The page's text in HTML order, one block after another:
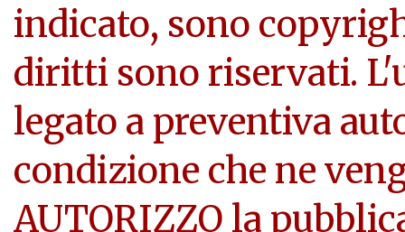
indicato, sono
diritti sono riservati.
legato a preventiva
condizione che ne
AUTORIZZO la